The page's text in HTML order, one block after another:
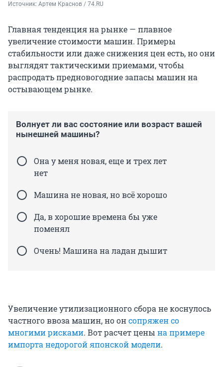
Источник: Артем Краснов / 74.RU
Главная тенденция на рынке — плавное
увеличение стоимости машин. Примеры
стабильности или даже снижения цен есть, но они
выглядят тактическими приемами, чтобы
распродать предновогодние запасы машин на
остывающем рынке.
Волнует ли вас состояние или возраст вашей
нынешней машины?
Она у меня новая, еще и трех лет
нет
Машина не новая, но всё хорошо
Да, в хорошие времена бы уже
поменял
Очень! Машина на ладан дышит
Увеличение утилизационного сбора не коснулось
частного ввоза машин, но онсопряжен со
многими рисками. Вот расчет цены на примере
импорта недорогой японской модели.